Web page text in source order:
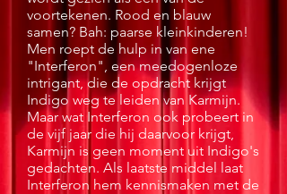
voortekenen. Rood en blauw
samen? Bah: paarse kleinkinderen!
Men roept de hulp in van ene
"Interferon", een meedogenloze
intrigant, die de opdracht krijgt
Indigo weg te leiden van Karmijn.
Maar wat Interferon ook probeert in
de vijf jaar die hij daarvoor krijgt,
Karmijn is geen moment uit Indigo's
gedachten. Als laatste middel laat
Interferon hem kennismaken met de